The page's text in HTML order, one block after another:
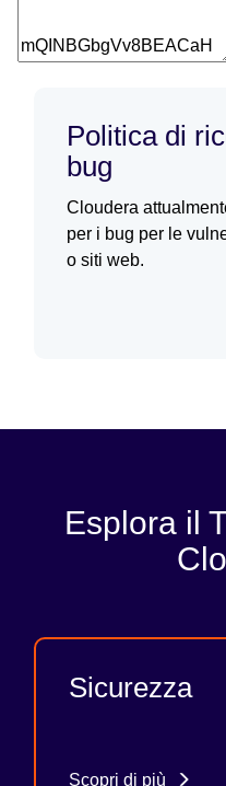
Politica di
bug
Cloudera
per i bug per le
o siti web.
Esplora il
Sicurezza
Scopri di più